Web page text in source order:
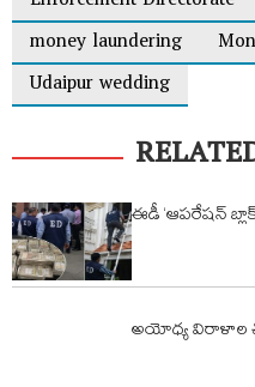
money laundering
Udaipur wedding
ఈడీ ‘ఆపరేషన్ బ్లాక్
అయోధ్య విరాళాల